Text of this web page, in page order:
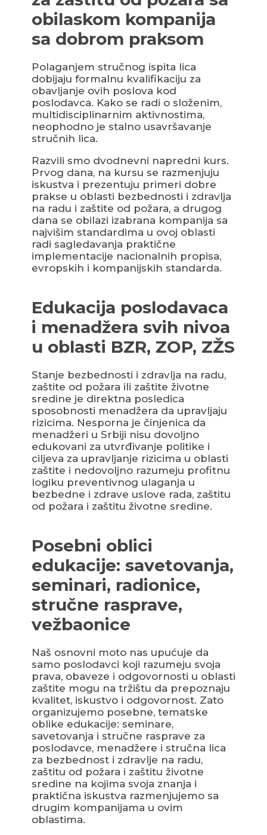
obilaskom kompanija
sa dobrom praksom
Polaganjem stručnog ispita lica
dobijaju formalnu kvalifikaciju za
obavljanje ovih poslova kod
poslodavca. Kako se radi o složenim,
multidisciplinarnim aktivnostima,
neophodno je stalno usavršavanje
stručnih lica.
Razvili smo dvodnevni napredni kurs.
Prvog dana, na kursu se razmenjuju
iskustva i prezentuju primeri dobre
prakse u oblasti bezbednosti i zdravlja
na radu i zaštite od požara, a drugog
dana se obilazi izabrana kompanija sa
najvišim standardima u ovoj oblasti
radi sagledavanja praktične
implementacije nacionalnih propisa,
evropskih i kompanijskih standarda.
Edukacija poslodavaca
i menadžera svih nivoa
u oblasti BZR, ZOP, ZŽS
Stanje bezbednosti i zdravlja na radu,
zaštite od požara ili zaštite životne
sredine je direktna posledica
sposobnosti menadžera da upravljaju
rizicima. Nesporna je činjenica da
menadžeri u Srbiji nisu dovoljno
edukovani za utvrđivanje politike i
ciljeva za upravljanje rizicima u oblasti
zaštite i nedovoljno razumeju profitnu
logiku preventivnog ulaganja u
bezbedne i zdrave uslove rada, zaštitu
od požara i zaštitu životne sredine.
Posebni oblici
edukacije: savetovanja,
seminari, radionice,
stručne rasprave,
vežbaonice
Naš osnovni moto nas upućuje da
samo poslodavci koji razumeju svoja
prava, obaveze i odgovornosti u oblasti
zaštite mogu na tržištu da prepoznaju
kvalitet, iskustvo i odgovornost. Zato
organizujemo posebne, tematske
oblike edukacije: seminare,
savetovanja i stručne rasprave za
poslodavce, menadžere i stručna lica
za bezbednost i zdravlje na radu,
zaštitu od požara i zaštitu životne
sredine na kojima svoja znanja i
praktična iskustva razmenjujemo sa
drugim kompanijama u ovim
oblastima.